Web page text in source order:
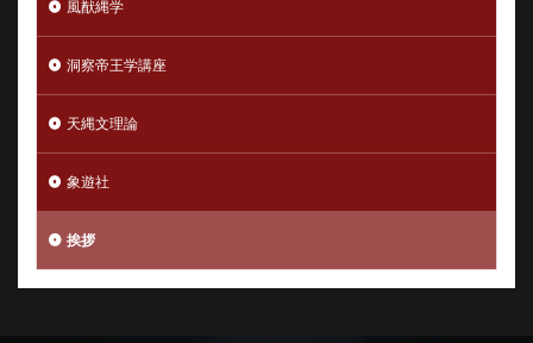
風猷縄学
洞察帝王学講座
天縄文理論
象遊社
挨拶